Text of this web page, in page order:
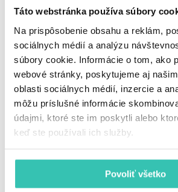
Táto webstránka používa súbory
Na prispôsobenie obsahu a reklám,
sociálnych médií a analýzu
súbory cookie. Informácie o tom, ako
webové stránky, poskytujeme aj
oblasti sociálnych médií, inzercie a
môžu príslušné informácie
údajmi, ktoré ste im poskytli alebo
keď ste používali ich služby.
Povoliť všetko
Marko Borároš
Robert Kovařík
Ján Galamboš
Zdeno Cíger